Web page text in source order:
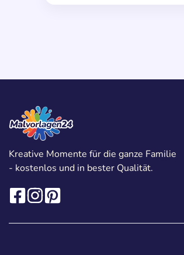
Kreative Momente für die ganze Familie
- kostenlos und in bester Qualität.